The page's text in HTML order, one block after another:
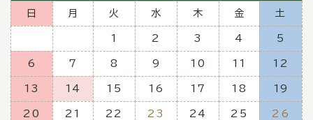
日 月 火 水 木 金 土
1 2 3 4 5
6 7 8 9 10 11 12
13 14 15 16 17 18 19
20 21 22 23 24 25 26